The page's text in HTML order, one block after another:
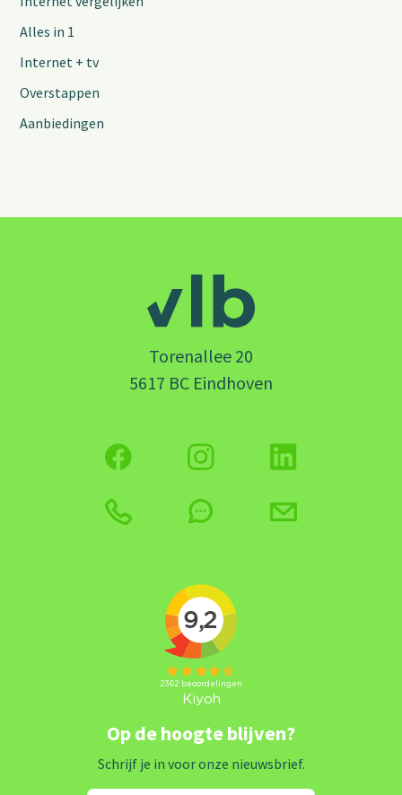
Alles in 1
Internet + tv
Overstappen
Aanbiedingen
Torenallee 20
5617 BC Eindhoven
Op de hoogte blijven?
Schrijf je in voor onze nieuwsbrief.